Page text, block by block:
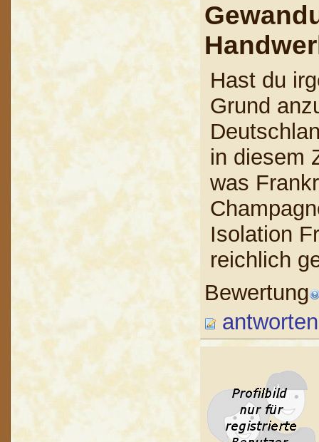
Hast du
Grund
in diesem
was
Isolation
reichlich
Bewertung
antworten